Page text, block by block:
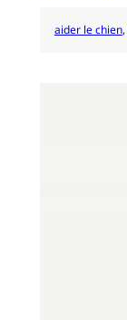
aider le chien,